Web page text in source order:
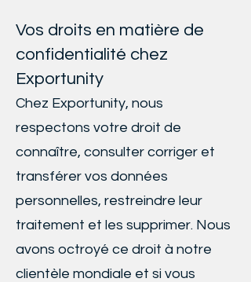
Vos droits en matière de
confidentialité chez
Exportunity
Chez Exportunity, nous
respectons votre droit de
connaître, consulter corriger et
transférer vos données
personnelles, restreindre leur
traitement et les supprimer. Nous
avons octroyé ce droit à notre
clientèle mondiale et si vous